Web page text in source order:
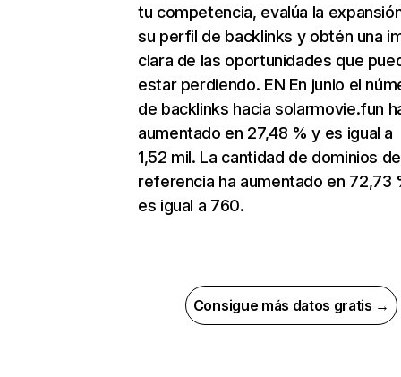
tu competencia, evalúa la
su perfil de backlinks y obtén una
clara de las oportunidades que
estar perdiendo. EN En junio el
de backlinks hacia solarmovie.fun
aumentado en 27,48 % y es igual a
1,52 mil. La cantidad de dominios de
referencia ha aumentado en 72,73
es igual a 760.
Consigue más datos gratis →